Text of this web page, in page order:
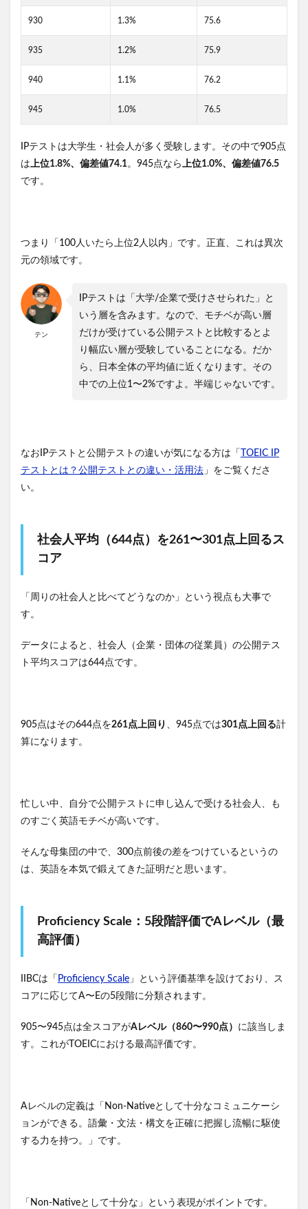
930 1.3% 75.6
935 1.2% 75.9
940 1.1% 76.2
945 1.0% 76.5
IPテストは大学生・社会人が多く受験します。その中で905点
は上位1.8%、偏差値74.1。945点なら上位1.0%、偏差値76.5
です。
つまり「100人いたら上位2人以内」です。正直、これは異次
元の領域です。
テン
IPテストは「大学/企業で受けさせられた」と
いう層を含みます。なので、モチベが高い層
だけが受けている公開テストと比較するとよ
り幅広い層が受験していることになる。だか
ら、日本全体の平均値に近くなります。その
中での上位1〜2%ですよ。半端じゃないです。
なおIPテストと公開テストの違いが気になる方は「
TOEIC IP
テストとは？公開テストとの違い・活用法 」をご覧くださ
い。
社会人平均（644点）を261〜301点上回るス
コア
「周りの社会人と比べてどうなのか」という視点も大事で
す。
データによると、社会人（企業・団体の従業員）の公開テス
ト平均スコアは644点です。
905点はその644点を261点上回り 、945点では301点上回る計
算になります。
忙しい中、自分で公開テストに申し込んで受ける社会人、も
のすごく英語モチベが高いです。
そんな母集団の中で、300点前後の差をつけているというの
は、英語を本気で鍛えてきた証明だと思います。
Proficiency Scale：5段階評価でAレベル（最
高評価）
IIBCは「 Proficiency Scale 」という評価基準を設けており、ス
コアに応じてA〜Eの5段階に分類されます。
905〜945点は全スコアがAレベル（860〜990点） に該当しま
す。これがTOEICにおける最高評価です。
Aレベルの定義は「Non-Nativeとして十分なコミュニケーシ
ョンができる。語彙・文法・構文を正確に把握し流暢に駆使
する力を持つ。」です。
「Non-Nativeとして十分な」という表現がポイントです。